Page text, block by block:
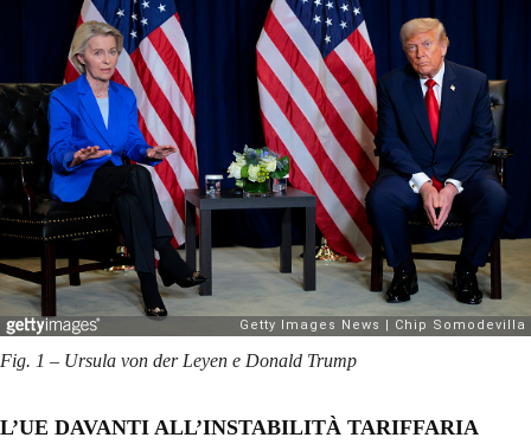
Fig. 1 – Ursula von der Leyen e Donald Trump
L’UE DAVANTI ALL’INSTABILITÀ TARIFFARIA